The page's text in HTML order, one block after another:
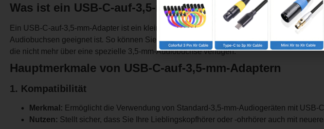
Was ist ein USB-C-auf-3,5-mm-Adapter?
Ein USB-C-auf-3,5-mm-Adapter ist ein kleines, kompaktes Zubehör, das das digitale
Audiobuchsen geeignet ist. So können Sie herkömmliche Kopfhörer, Ohrhörer oder
die nicht mehr über eine spezielle 3,5-mm-Audiobuchse verfügen.
Hauptmerkmale von USB-C-auf-3,5-mm-Adaptern
1. Kompatibilität
Merkmal: Ermöglicht die Verwendung von Standard-3,5-mm-Audiogeräten mit USB-
Nutzen: Stellt sicher, dass Sie Ihre Lieblingskopfhörer oder -ohrhörer auch mit